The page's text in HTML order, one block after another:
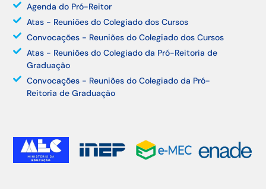
Agenda do Pró-Reitor
Atas - Reuniões do Colegiado dos Cursos
Convocações - Reuniões do Colegiado dos Cursos
Atas - Reuniões do Colegiado da Pró-Reitoria de
Graduação
Convocações - Reuniões do Colegiado da Pró-
Reitoria de Graduação